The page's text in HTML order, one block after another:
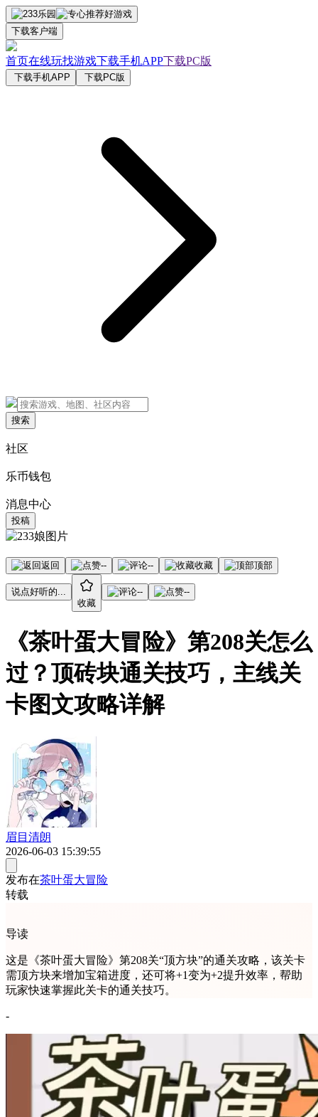
下载客户端
首页在线玩找游戏下载手机APP下载PC版
下载手机APP 下载PC版
搜索
社区
乐币钱包
消息中心
投稿
返回 -- -- 收藏 顶部
说点好听的...
收藏
-- --
《茶叶蛋大冒险》第208关怎么
过？顶砖块通关技巧，主线关
卡图文攻略详解
眉目清朗
2026-06-03 15:39:55
发布在茶叶蛋大冒险
转载
导读
这是《茶叶蛋大冒险》第208关“顶方块”的通关攻略，该关卡
需顶方块来增加宝箱进度，还可将+1变为+2提升效率，帮助
玩家快速掌握此关卡的通关技巧。
-